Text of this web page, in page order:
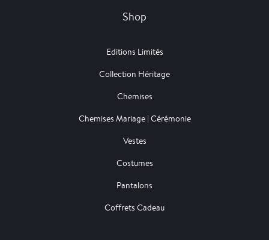
Shop
Editions Limités
Collection Héritage
Chemises
Chemises Mariage | Cérémonie
Vestes
Costumes
Pantalons
Coffrets Cadeau